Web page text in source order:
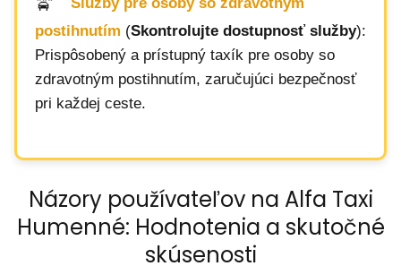
Služby pre osoby so zdravotným
postihnutím (Skontrolujte dostupnosť služby):
Prispôsobený a prístupný taxík pre osoby so
zdravotným postihnutím, zaručujúci bezpečnosť
pri každej ceste.
Názory používateľov na Alfa Taxi
Humenné: Hodnotenia a skutočné
skúsenosti